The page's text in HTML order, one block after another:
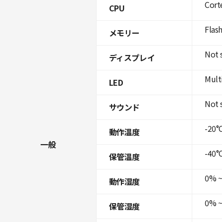
一般
CPU
メモリー
ディスプレイ
LED
サウンド
動作温度
保管温度
動作湿度
保管湿度
Not
Not
-
-
0%
0%